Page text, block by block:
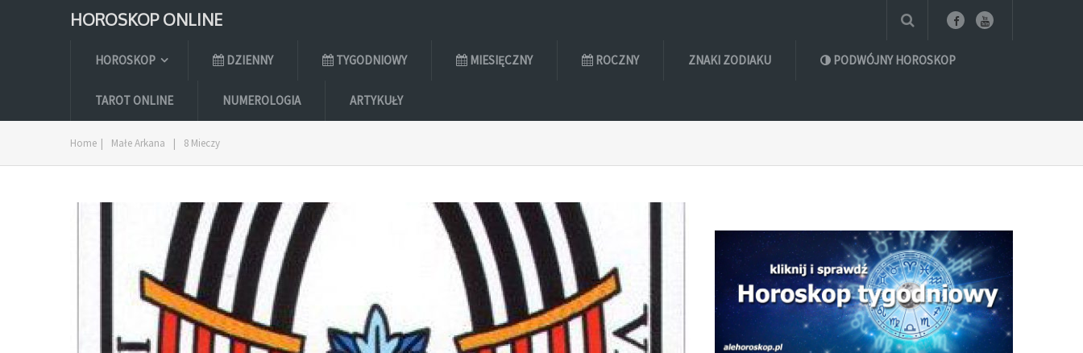
HOROSKOP ONLINE
HOROSKOP DZIENNY TYGODNIOWY MIESIĘCZNY ROCZNY ZNAKI ZODIAKU PODWÓJNY HOROSKOP
TAROT ONLINE NUMEROLOGIA ARTYKUŁY
Home | Małe Arkana | 8 Mieczy